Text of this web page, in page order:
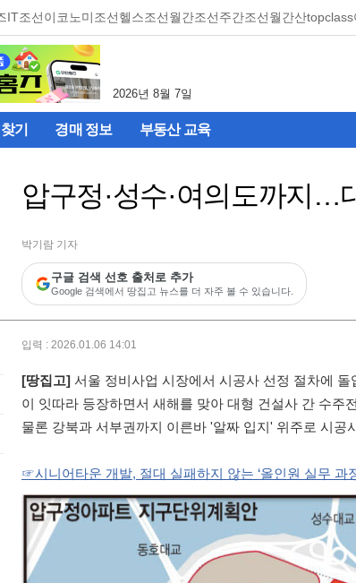
IT조선이코노미조선헬스조선월간조선주간조선월간산topclass
2026년 8월 7일
기 경매 정보 부동산 교육
압구정·성수·여의도까지…
박기람 기자
구글 검색 선호 출처로 추가
Google 검색에서 땅집고 뉴스를 더 자주 볼 수 있습니다.
입력 : 2026.01.06 14:01
[땅집고] 서울 정비사업 시장에서 시공사 선정 절차에 돌
이 잇따라 등장하면서 새해를 맞아 대형 건설사 간 수주
물론 강북과 서부권까지 이른바 '알짜 입지' 위주로 시공
☞시니어타운 개발, 절대 실패하지 않는 ‘올인원 실무 과